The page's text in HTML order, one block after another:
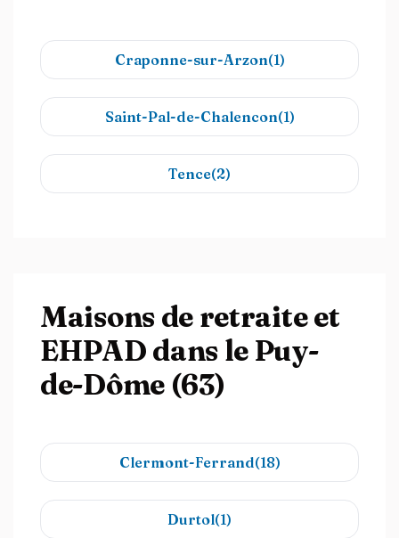
Craponne-sur-Arzon(1)
Saint-Pal-de-Chalencon(1)
Tence(2)
Maisons de retraite et
EHPAD dans le Puy-
de-Dôme (63)
Clermont-Ferrand(18)
Durtol(1)